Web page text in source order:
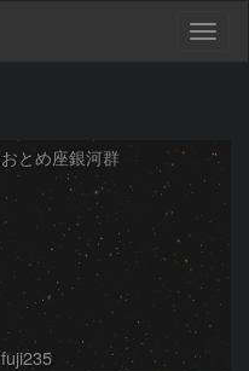
おとめ座銀河群
fuji235